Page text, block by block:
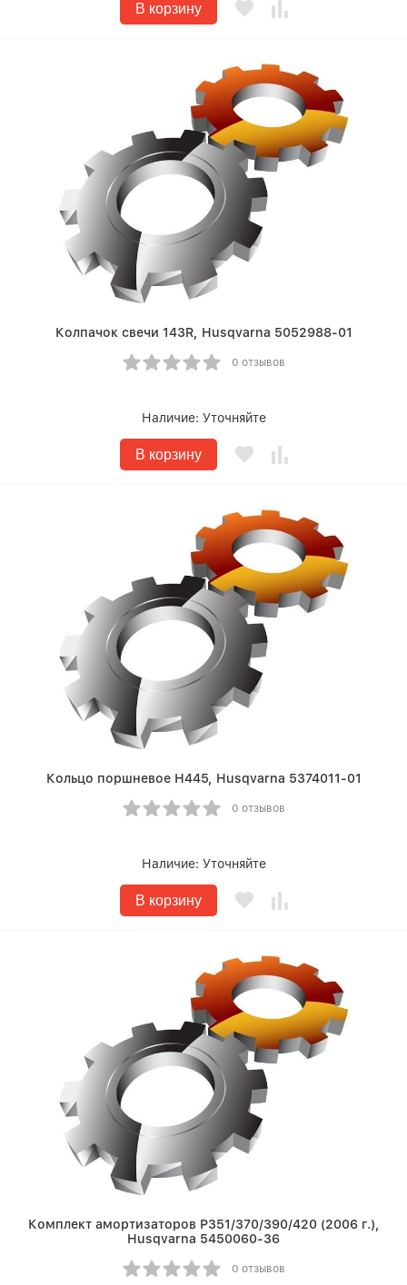
В корзину
Колпачок свечи 143R, Husqvarna 5052988-01
0 отзывов
Наличие: Уточняйте
В корзину
Кольцо поршневое Н445, Husqvarna 5374011-01
0 отзывов
Наличие: Уточняйте
В корзину
Комплект амортизаторов Р351/370/390/420 (2006 г.),
Husqvarna 5450060-36
0 отзывов